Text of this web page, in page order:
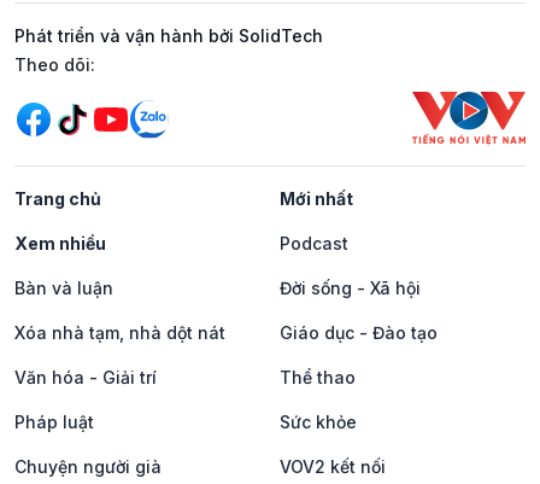
Phát triển và vận hành bởi SolidTech
Mạng xã hội
Theo dõi:
Trang chủ Mới nhất
Xem nhiều Podcast
Bàn và luận Đời sống - Xã hội
Xóa nhà tạm, nhà dột nát Giáo dục - Đào tạo
Văn hóa - Giải trí Thể thao
Pháp luật Sức khỏe
Chuyện người già VOV2 kết nối